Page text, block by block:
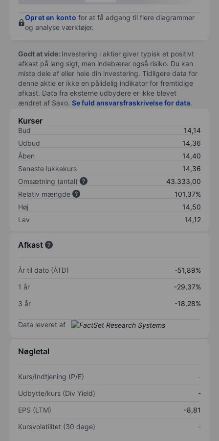
Opret en konto for at få adgang til flere diagrammer
og analyse værktøjer.
Godt at vide: Investering i aktier giver typisk et positivt
afkast på lang sigt, men indebærer også risiko. Du kan
miste dele af eller hele din investering. Tidligere data for
denne aktie er ikke en pålidelig indikator for fremtidige
afkast. Data fra eksterne udbydere er ikke blevet
ændret af Saxo. Se fuld ansvarsfraskrivelse for data.
Kurser
Bud
14,14
Udbud
14,36
Åben
14,40
Seneste lukkekurs
14,36
Omsætning (antal)
43.333,00
Relativ mængde
101,37%
Høj
14,50
Lav
14,12
Afkast
År til dato (ÅTD)
-51,89%
1 år
-29,37%
3 år
-18,28%
Data leveret af
Nøgletal
Kurs/Indtjening (P/E)
-
Udbytte/kurs (Div Yield)
-
EPS (LTM)
-8,81
Kursvolatilitet (30 dage)
-